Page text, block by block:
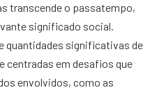
transcende o passatempo,
significado social.
quantidades significativas de
centradas em desafios que
envolvidos, como as